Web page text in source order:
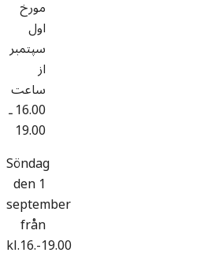
مورخ
اول
سپتمبر
از
ساعت
16.00 ـ
19.00
Söndag
den 1
september
från
kl.16.-19.00